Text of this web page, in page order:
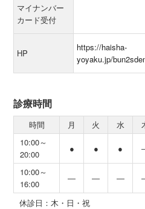
マイナンバー
カード受付
HP
https://haisha-
yoyaku.jp/
診療時間
時間 月 火 水
10:00～
20:00
● ● ●
10:00～
16:00
― ― ―
休診日：木・日・祝